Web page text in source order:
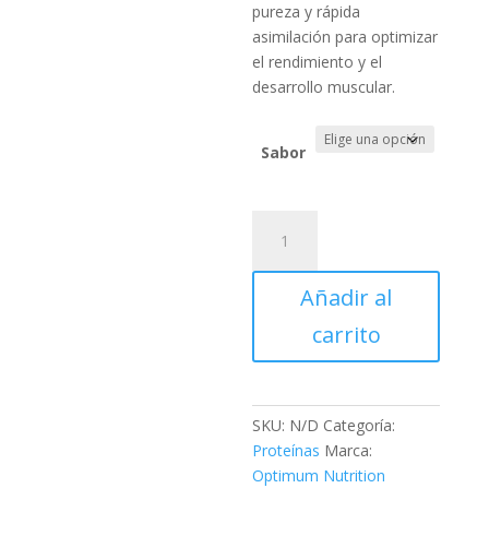
pureza y rápida
asimilación para optimizar
el rendimiento y el
desarrollo muscular.
Sabor
Hydro
Whey
Añadir al
carrito
SKU: N/D Categoría:
Proteínas Marca:
Optimum Nutrition